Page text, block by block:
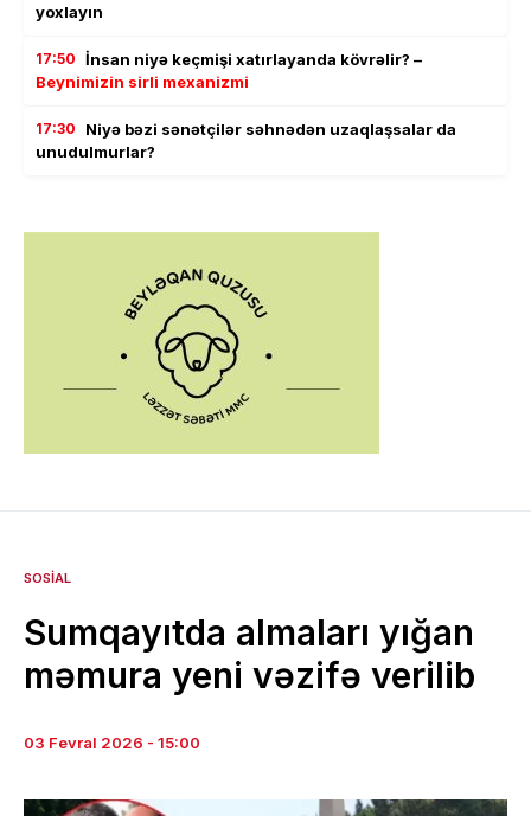
yoxlayın
17:50 İnsan niyə keçmişi xatırlayanda kövrəlir? –
Beynimizin sirli mexanizmi
17:30
Niyə bəzi sənətçilər səhnədən uzaqlaşsalar da
unudulmurlar?
SOSIAL
Sumqayıtda almaları yığan
məmura yeni vəzifə verilib
03 Fevral 2026 - 15:00